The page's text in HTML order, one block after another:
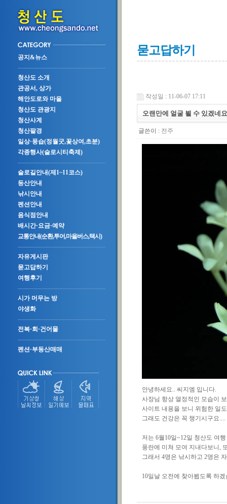
공지&뉴스
청산도 소개
관공서, 상가
해안도로와 마을
청산도 관광지
청산사계
청산팔경
일상·풍습(정월굿,꽃상여,초분)
각종행사(슬로시티축제)
슬로길안내(제1~11코스)
등산안내
낚시안내
펜션안내
음식점안내
배시간·요금·예약
교통안내(순환,투어,마을버스,택시)
자유게시판
묻고답하기
여행후기
시가 머무는 방
야생화
전복·회·건어물
펜션·부동산매매
묻고답하기
작성일 : 11-06-07 17:11
오랜만에 얼굴 뵐 수 있겠네
글쓴이 : 전주
안녕하세요.. 씨지엠 입니다.
사장님 항상 열정적인 모습이
사이트 내용을 보니 위험한 일
그래도 건강은 꼭 챙기시구요....
저는 6월10일~12일 청산도 여
풍란에 미쳐 모여 지내다보니,
그래서 4명은 낚시하고 2명은
10일날 오전에 찾아뵙도록 하